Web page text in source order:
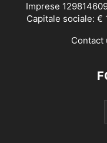
Imprese
Capitale sociale: €
Contact